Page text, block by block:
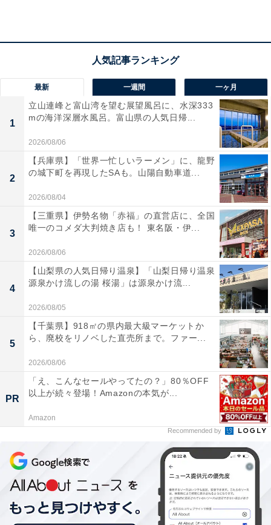
ユーザーからは「操作が分かりやすく安心の日本製」
「カードの管理が本当に楽」と大好評です。一方で「夜
間の画質がもう少し鮮明だと嬉しい」という声も。信頼
性の高いドラレコを長く快適に使いたい人や、メンテナ
ンスの手間を減らしたい人には、おすすめの商品といえ
そうです。
あわせて読みたい
【Amazonお買い得情報】Pioneer「ディス
プレイオーディオ」が特別価格で登場中【3
月15日】
【今日チェックしたい】コムテックの人気商品5選
コムテック「ZDR043」
最新 一週間 一ヶ月
1
立山連峰と富山湾を望む展望風呂に、水深333
mの海洋深層水風呂。富山県の人気日帰...
2026/08/06
2
【兵庫県】「世界一忙しいラーメン」に、龍野
の城下町を再現したSAも。山陽自動車道...
2026/08/04
3
【三重県】伊勢名物「赤福」の直営店に、全国
唯一のコメダ大判焼き店も！ 東名阪・伊...
2026/08/06
4
【山梨県の人気日帰り温泉】「山梨日帰り温泉
源泉かけ流しの湯 桜湯」は源泉かけ流...
2026/08/05
5
【千葉県】918㎡の県内最大級マーケットか
ら、廃校をリノベした直売所まで。ファー...
2026/08/06
PR
「え、こんなセールやってたの？」80％OFF
以上が続々登場！Amazonの本気が...
Amazon
Recommended by